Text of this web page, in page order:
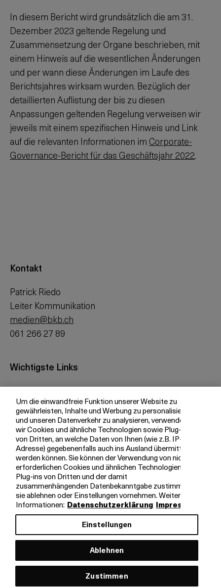
In diesem Bericht wird grundsätzlich die am 31.
Dezember 2023 geltende Regelung und
Zusammensetzung der Organe beschrieben, mit
einem Hinweis auf die wesentlichen Änderungen
und per wann diese Änderungen im Laufe des
Berichtsjahres wirksam wurden. Bezüglich der
detaillierten Auflistung der bis zu diesen
Anpassungen geltenden Regelung verweisen wir
jeweils mit einem spezifischen Hinweis und Link
auf die relevanten Informationen im Corporate-
Governance-Bericht für das Geschäftsjahr 2022.
Kontakt
Patrick Riedo
Leiter Kommunikation
medien@bkb.ch
061 266 27 89
Wichtigste Links
Investor Relations
Medien
bkb.ch
Ihre BKB
Magazin
Jobs
Engagement
Nachhaltigkeit
Apps
Rechtliche Hinweise Impressum
Um die einwandfreie Funktion unserer Website zu
gewährleisten, Inhalte und Werbung zu personalisieren
und unseren Datenverkehr zu analysieren, verwenden
wir Cookies und ähnliche Technologien sowie Plug-ins
von Dritten, an welche Daten von Ihnen (wie z.B. IP-
Adresse) gegebenenfalls auch ins Ausland übermittelt
werden können. Sie können der Verwendung von nicht
erforderlichen Cookies und ähnlichen Technologien,
Plug-ins von Dritten und der damit
zusammenhängenden Datenbekanntgabe zustimmen,
sie ablehnen oder Einstellungen vornehmen. Weitere
Informationen: Datenschutzerklärung Impressum
Einstellungen
Ablehnen
Zustimmen